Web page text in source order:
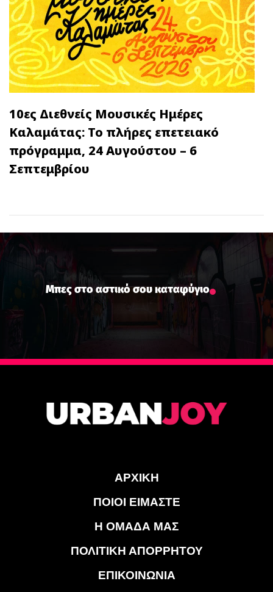
10ες Διεθνείς Μουσικές Ημέρες
Καλαμάτας: Το πλήρες επετειακό
πρόγραμμα, 24 Αυγούστου – 6
Σεπτεμβρίου
Μπες στο αστικό σου καταφύγιο
ΑΡΧΙΚΗ
ΠΟΙΟΙ ΕΙΜΑΣΤΕ
Η ΟΜΑΔΑ ΜΑΣ
ΠΟΛΙΤΙΚΗ ΑΠΟΡΡΗΤΟΥ
ΕΠΙΚΟΙΝΩΝΙΑ